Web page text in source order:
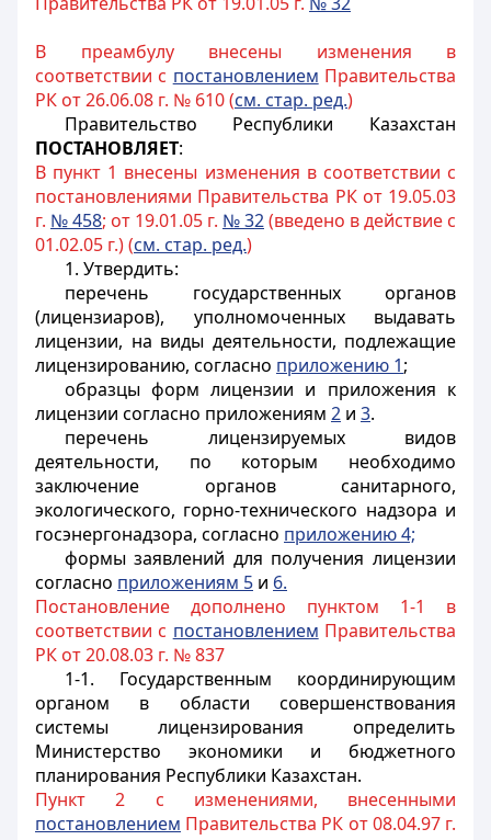
В преамбулу внесены изменения в
соответствии с постановлением Правительства
РК от 26.06.08 г. № 610 (см. стар. ред.)
Правительство Республики Казахстан
ПОСТАНОВЛЯЕТ:
В пункт 1 внесены изменения в соответствии с
постановлениями Правительства РК от 19.05.03
г. № 458; от 19.01.05 г. № 32(введено в действие с
01.02.05 г.) (см. стар. ред.)
1. Утвердить:
перечень государственных органов
(лицензиаров), уполномоченных выдавать
лицензии, на виды деятельности, подлежащие
лицензированию, согласно приложению 1;
образцы форм лицензии и приложения к
лицензии согласно приложениям 2 и 3.
перечень лицензируемых видов
деятельности, по которым необходимо
заключение органов санитарного,
экологического, горно-технического надзора и
госэнергонадзора, согласно приложению 4;
формы заявлений для получения лицензии
согласно приложениям 5 и 6.
Постановление дополнено пунктом 1-1 в
соответствии с постановлением Правительства
РК от 20.08.03 г. № 837
1-1. Государственным координирующим
органом в области совершенствования
системы лицензирования определить
Министерство экономики и бюджетного
планирования Республики Казахстан.
Пункт 2 с изменениями, внесенными
постановлением Правительства РК от 08.04.97 г.